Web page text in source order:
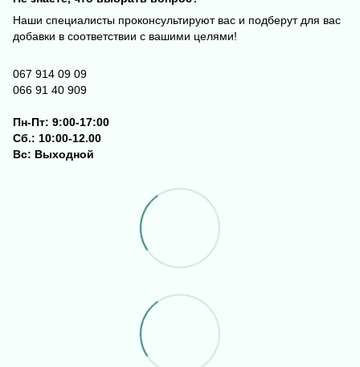
Наши специалисты проконсультируют вас и подберут для вас
добавки в соответствии с вашими целями!
067 914 09 09
066 91 40 909
Пн-Пт: 9:00-17:00
Сб.: 10:00-12.00
Вс: Выходной